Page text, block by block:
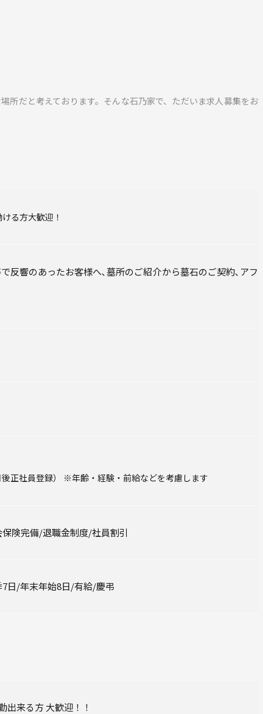
所だと考えております。そんな石乃家で、ただいま求人募集をお
る方大歓迎！
反響のあったお客様へ､墓所のご紹介から墓石のご契約､アフ
正社員登録） 年齢・経験・前給などを考慮します
険完備/退職金制度/社員割引
7日/年末年始8日/有給/慶弔
出来る方 大歓迎！！